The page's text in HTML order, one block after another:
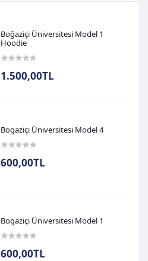
Boğaziçi Üniversitesi Model 1
Hoodie
1.500,00TL
Bogaziçi Üniversitesi Model 4
600,00TL
Bogaziçi Üniversitesi Model 1
600,00TL